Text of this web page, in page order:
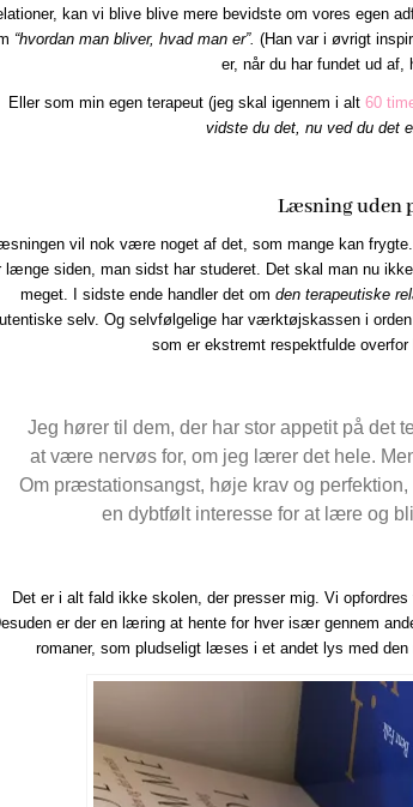
kan vi blive blive mere bevidste om vores egen
“hvordan man bliver, hvad man er”. (Han var i øvrigt
er, når du har fundet ud af,
Eller som min egen terapeut (jeg skal igennem i alt60
vidste du det, nu ved du det
Læsning uden
vil nok være noget af det, som mange kan
længe siden, man sidst har studeret. Det skal man nu
meget. I sidste ende handler det omden terapeutiske
selv. Og selvfølgelige har værktøjskassen i
som er ekstremt respektfulde
Jeg hører til dem, der har stor appetit på det
at være nervøs for, om jeg lærer det hele.
Om præstationsangst, høje krav og
en dybtfølt interesse for at lære og
Det er i alt fald ikke skolen, der presser mig. Vi
er der en læring at hente for hver især gennem
romaner, som pludseligt læses i et andet lys med den